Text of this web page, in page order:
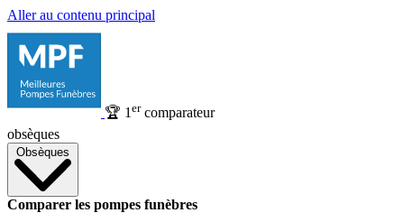
Aller au contenu principal
🏆 1 ercomparateur
obsèques
Obsèques
Comparer les pompes funèbres